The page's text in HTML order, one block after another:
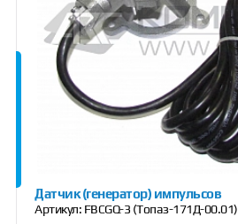
Датчик (генератор) импульсов
Артикул: FBCGQ-3 (Топаз-171Д-00.01)